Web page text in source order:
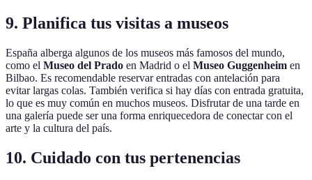
9. Planifica tus visitas a museos
España alberga algunos de los museos más famosos del mundo,
como el Museo del Prado en Madrid o el Museo Guggenheim en
Bilbao. Es recomendable reservar entradas con antelación para
evitar largas colas. También verifica si hay días con entrada gratuita,
lo que es muy común en muchos museos. Disfrutar de una tarde en
una galería puede ser una forma enriquecedora de conectar con el
arte y la cultura del país.
10. Cuidado con tus pertenencias